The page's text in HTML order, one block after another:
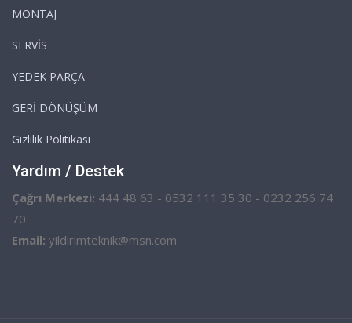
MONTAJ
SERVİS
YEDEK PARÇA
GERİ DÖNÜŞÜM
Gizlilik Politikası
Yardım / Destek
Çağrı Merkezi: 444 48 63 - 0532 111 35 30 - 0232 256 74
70
Email: yildirimteknik@msn.com